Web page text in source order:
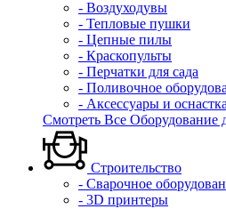
- Воздуходувы
- Тепловые пушки
- Цепные пилы
- Краскопульты
- Перчатки для сада
- Поливочное
- Аксессуары и
Смотреть Все Оборудование
Строительство
- Сварочное
- 3D принтеры